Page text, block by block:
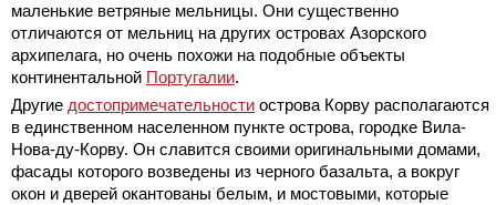
маленькие ветряные мельницы. Они существенно
отличаются от мельниц на других островах Азорского
архипелага, но очень похожи на подобные объекты
континентальной Португалии.
Другие достопримечательности острова Корву располагаются
в единственном населенном пункте острова, городке Вила-
Нова-ду-Корву. Он славится своими оригинальными домами,
фасады которого возведены из черного базальта, а вокруг
окон и дверей окантованы белым, и мостовыми, которые